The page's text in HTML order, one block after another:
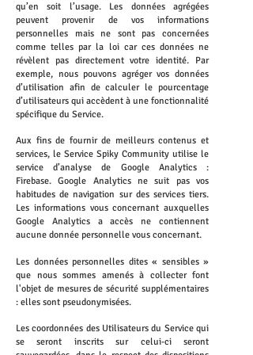
qu’en soit l’usage. Les données agrégées
peuvent provenir de vos informations
personnelles mais ne sont pas concernées
comme telles par la loi car ces données ne
révèlent pas directement votre identité. Par
exemple, nous pouvons agréger vos données
d’utilisation afin de calculer le pourcentage
d’utilisateurs qui accèdent à une fonctionnalité
spécifique du Service.
Aux fins de fournir de meilleurs contenus et
services, le Service Spiky Community utilise le
service d’analyse de Google Analytics :
Firebase. Google Analytics ne suit pas vos
habitudes de navigation sur des services tiers.
Les informations vous concernant auxquelles
Google Analytics a accès ne contiennent
aucune donnée personnelle vous concernant.
Les données personnelles dites « sensibles »
que nous sommes amenés à collecter font
l'objet de mesures de sécurité supplémentaires
: elles sont pseudonymisées.
Les coordonnées des Utilisateurs du Service qui
se seront inscrits sur celui-ci seront